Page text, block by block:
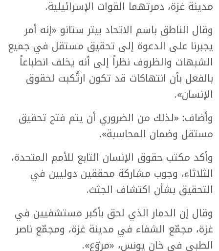
مدينة غزة، دمرتهما القوات الإسرائيلية.
وقال الناطق باسم الاتحاد بيتر ستانو «إنه أمر
يجبرنا على الدعوة إلى تحقيق مستقل في جميع
الشبهات والظروف نظراً إلى أنه يخلف انطباعاً
بالفعل بأن انتهاكات قد تكون ارتُكبت لحقوق
الإنسان».
وأضاف: «لذلك من الضروري أن يتم فتح تحقيق
مستقل وضمان المحاسبة».
وأكد مكتب حقوق الإنسان التابع للأمم المتحدة،
الثلاثاء، وجوب مشاركة محققين دوليين في
التحقيق بشأن اكتشاف الجثث.
وقال إن الدمار الذي لحق بأكبر مستشفيين في
غزة، مجمّع الشفاء في مدينة غزة، ومجمّع ناصر
الطبي في خان يونس، «مروّع».